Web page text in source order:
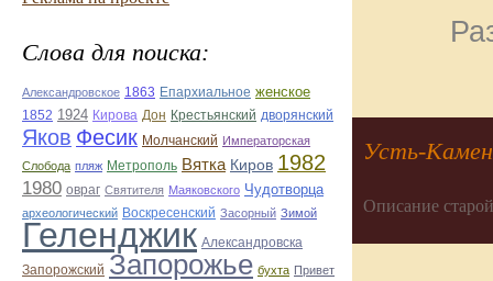
Слова для поиска:
Александровское 1863 Епархиальное женское
1852 1924 Кирова Дон Крестьянский дворянский
Яков Фесик Молчанский Императорская
Слобода пляж Метрополь Вятка Киров 1982
1980 овраг Святителя Маяковского Чудотворца
археологический Воскресенский Засорный Зимой
Геленджик Александровска
Запорожский Запорожье бухта Привет
Усть-
Описание